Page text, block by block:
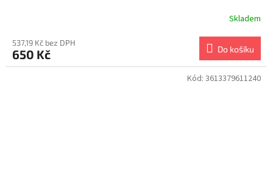
Skladem
537,19 Kč bez DPH
650 Kč Do košíku
Kód: 3613379611240